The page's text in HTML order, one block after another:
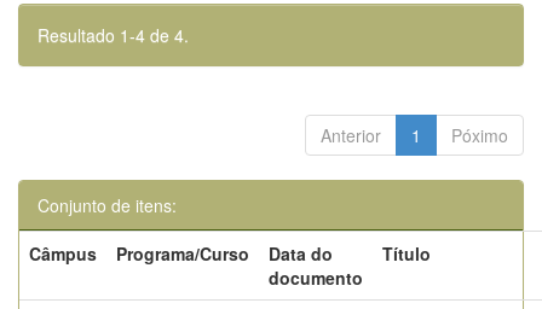
Resultado 1-4 de 4.
Anterior 1 Póximo
Conjunto de itens:
Câmpus
Programa/Curso
Data do
documento
Título